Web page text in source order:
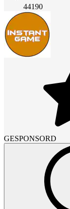
44190
GESPONSORD